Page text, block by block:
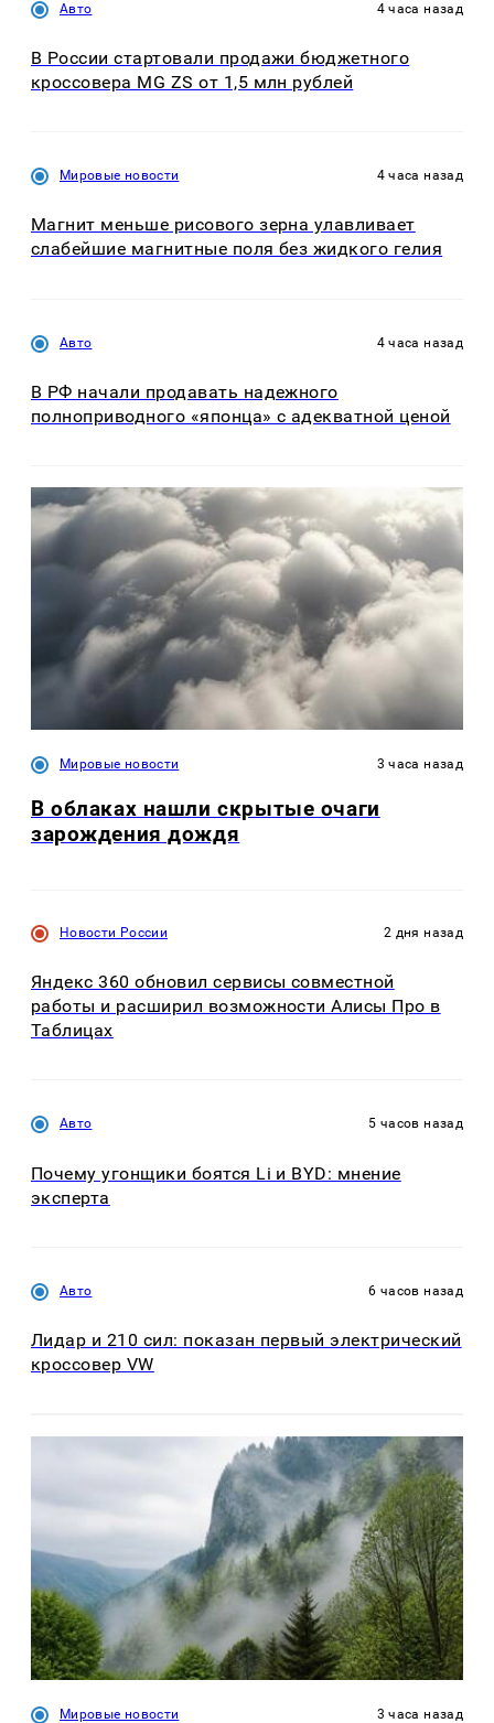
Авто 4 часа назад
В России стартовали продажи бюджетного
кроссовера MG ZS от 1,5 млн рублей
Мировые новости 4 часа назад
Магнит меньше рисового зерна улавливает
слабейшие магнитные поля без жидкого гелия
Авто 4 часа назад
В РФ начали продавать надежного
полноприводного «японца» с адекватной ценой
Мировые новости 3 часа назад
В облаках нашли скрытые очаги
зарождения дождя
Новости России 2 дня назад
Яндекс 360 обновил сервисы совместной
работы и расширил возможности Алисы Про в
Таблицах
Авто 5 часов назад
Почему угонщики боятся Li и BYD: мнение
эксперта
Авто 6 часов назад
Лидар и 210 сил: показан первый электрический
кроссовер VW
Мировые новости 3 часа назад